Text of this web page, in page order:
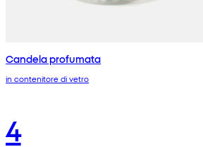
Candela profumata
in contenitore di vetro
4